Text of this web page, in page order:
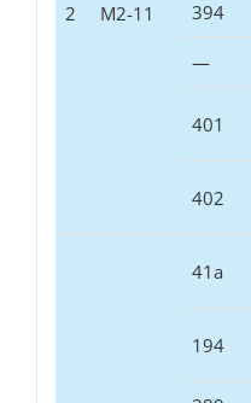
2 М2-11
394
—
401
402
41а
194